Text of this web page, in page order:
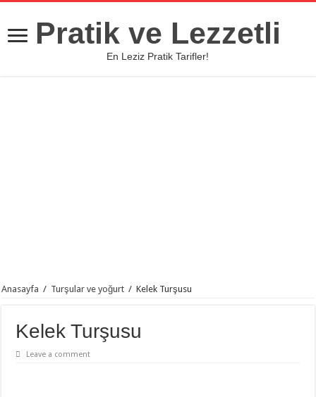
Pratik ve Lezzetli
En Leziz Pratik Tarifler!
Anasayfa / Turşular ve yoğurt / Kelek Turşusu
Kelek Turşusu
Leave a comment